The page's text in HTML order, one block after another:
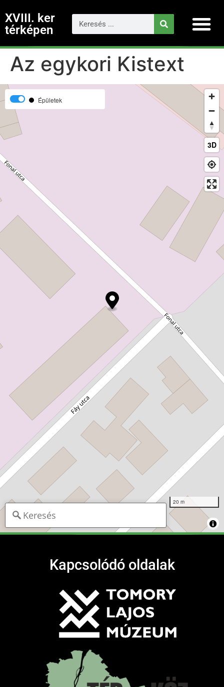
XVIII. ker
térképen
Az egykori Kistext
Épületek
20 m
Kapcsolódó oldalak